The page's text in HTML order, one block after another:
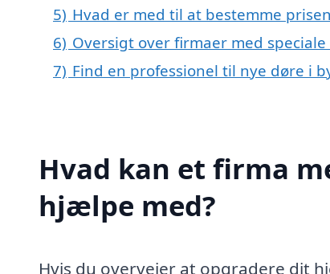
5) Hvad er med til at bestemme
6) Oversigt over firmaer med
7) Find en professionel til nye døre i
Hvad kan et firma
hjælpe med?
Hvis du overvejer at opgradere dit